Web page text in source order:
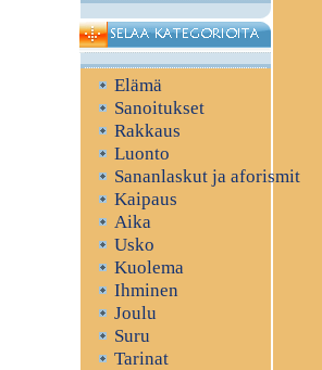
Elämä
Sanoitukset
Rakkaus
Luonto
Sananlaskut ja aforismit
Kaipaus
Aika
Usko
Kuolema
Ihminen
Joulu
Suru
Tarinat